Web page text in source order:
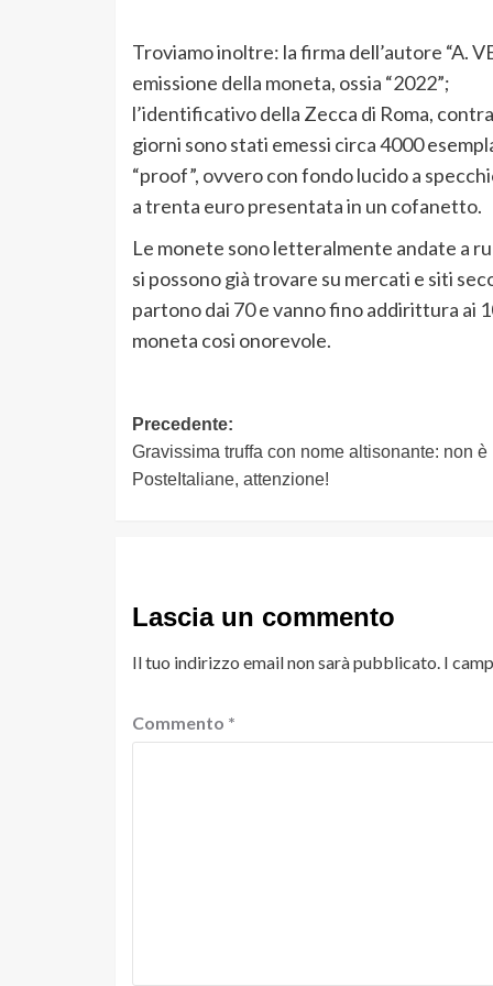
Troviamo inoltre: la firma dell’autore “A.
emissione della moneta, ossia “2022”;
l’identificativo della Zecca di Roma,
giorni sono stati emessi circa 4000
“proof”, ovvero con fondo lucido a
a trenta euro presentata in un cofanetto.
Le monete sono letteralmente andate a
si possono già trovare su mercati e siti
partono dai 70 e vanno fino addirittura ai
moneta cosi onorevole.
Navigazione
articolo
Precedente:
Gravissima truffa con nome altisonante: non è
PosteItaliane, attenzione!
Lascia un commento
Il tuo indirizzo email non sarà pubblicato. I
Commento *